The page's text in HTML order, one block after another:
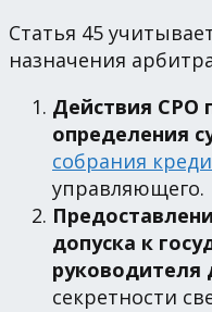
Статья 45
назначения
Действия СРО
определения
собрания
управляющего.
допуска к
руководителя
секретности